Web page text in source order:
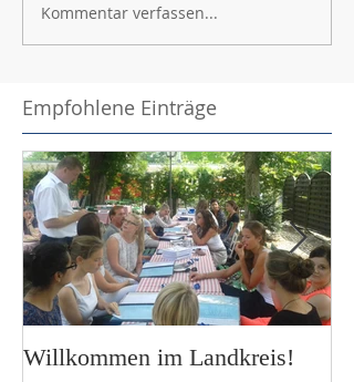
Kommentar verfassen...
Empfohlene Einträge
Willkommen im Landkreis!